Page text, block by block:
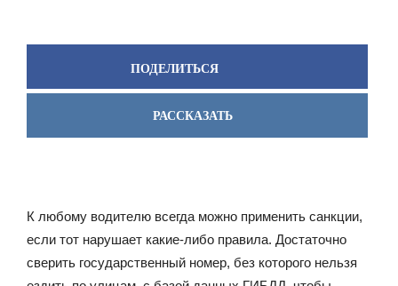
ПОДЕЛИТЬСЯ
РАССКАЗАТЬ
К любому водителю всегда можно применить санкции,
если тот нарушает какие-либо правила. Достаточно
сверить государственный номер, без которого нельзя